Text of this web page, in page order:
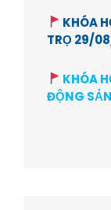
KHÓA
TRỌ 29/
KHÓA
ĐỘNG